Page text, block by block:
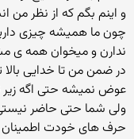
و اینم بگم كه از نظر من
چون ما همیشه چیزی
ندارن و میخوان همه ی
در ضمن من تا خدایی بالا
عوض نمیشه حتی اگه زیر
ولی شما حتی حاضر
حرف های خودت اطمینان